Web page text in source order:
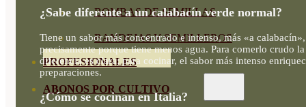
BOMBAS DE SEMILLAS
BANDEJAS Y SEMILLEROS
PROFESIONALES
ABONOS POR CULTIVO
¿Sabe diferente a un calabacín verde normal?
Tiene un sabor más concentrado e intenso, más «a calabacín»,
precisamente porque tiene menos agua. Para comerlo crudo la
diferencia es clara; para cocinar, el sabor más intenso
preparaciones.
¿Cómo se cocinan en Italia?